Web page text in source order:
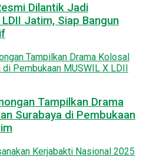
Dilantik Jadi
Jatim, Siap Bangun
Tampilkan Drama
Surabaya di Pembukaan